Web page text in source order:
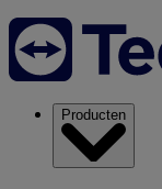
Producten